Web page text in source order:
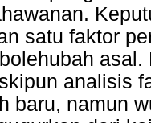
satu faktor
analisis
baru, namun